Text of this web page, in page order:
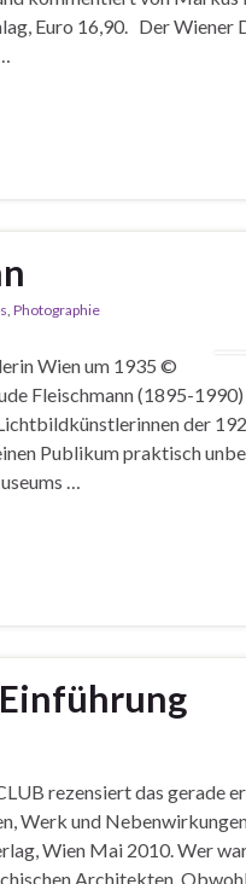
Euro 16,90. Der
, Photographie
Wien um 1935 ©
Fleischmann (1895-
der
Publikum praktisch
…
rezensiert das gerade
Werk und
Wien Mai 2010. Wer
Architekten.